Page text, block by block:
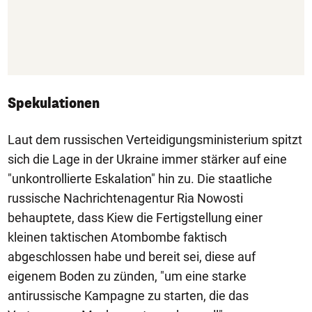
Spekulationen
Laut dem russischen Verteidigungsministerium spitzt
sich die Lage in der Ukraine immer stärker auf eine
"unkontrollierte Eskalation" hin zu. Die staatliche
russische Nachrichtenagentur Ria Nowosti
behauptete, dass Kiew die Fertigstellung einer
kleinen taktischen Atombombe faktisch
abgeschlossen habe und bereit sei, diese auf
eigenem Boden zu zünden, "um eine starke
antirussische Kampagne zu starten, die das